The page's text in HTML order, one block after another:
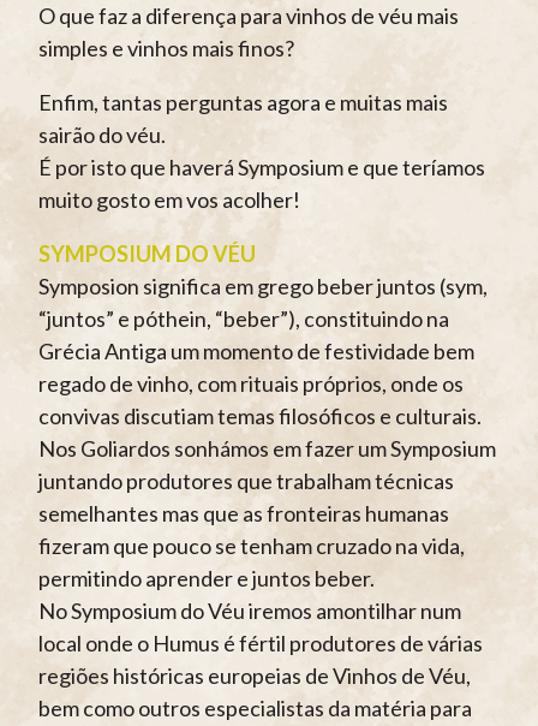
O que faz a diferença para vinhos de véu mais
simples e vinhos mais finos?
Enfim, tantas perguntas agora e muitas mais
sairão do véu.
É por isto que haverá Symposium e que teríamos
muito gosto em vos acolher!
SYMPOSIUM DO VÉU
Symposion significa em grego beber juntos (sym,
“juntos” e póthein, “beber”), constituindo na
Grécia Antiga um momento de festividade bem
regado de vinho, com rituais próprios, onde os
convivas discutiam temas filosóficos e culturais.
Nos Goliardos sonhámos em fazer um Symposium
juntando produtores que trabalham técnicas
semelhantes mas que as fronteiras humanas
fizeram que pouco se tenham cruzado na vida,
permitindo aprender e juntos beber.
No Symposium do Véu iremos amontilhar num
local onde o Humus é fértil produtores de várias
regiões históricas europeias de Vinhos de Véu,
bem como outros especialistas da matéria para